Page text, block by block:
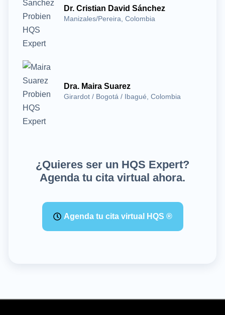
Dr. Cristian David Sánchez
Manizales/Pereira, Colombia
Dra. Maira Suarez
Girardot / Bogotá / Ibagué, Colombia
¿Quieres ser un HQS Expert?
Agenda tu cita virtual ahora.
Agenda tu cita virtual HQS ®